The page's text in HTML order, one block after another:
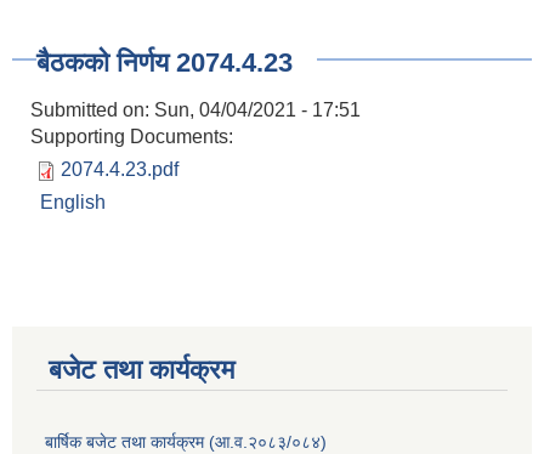
बैठकको निर्णय 2074.4.23
Submitted on: Sun, 04/04/2021 - 17:51
Supporting Documents:
2074.4.23.pdf
English
बजेट तथा कार्यक्रम
बार्षिक बजेट तथा कार्यक्रम (आ.व.२०८३/०८४)